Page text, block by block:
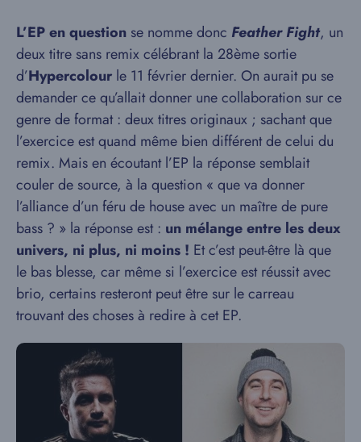
L’EP en question se nomme donc Feather Fight, un
deux titre sans remix célébrant la 28ème sortie
d’Hypercolour le 11 février dernier. On aurait pu se
demander ce qu’allait donner une collaboration sur ce
genre de format : deux titres originaux ; sachant que
l’exercice est quand même bien différent de celui du
remix. Mais en écoutant l’EP la réponse semblait
couler de source, à la question « que va donner
l’alliance d’un féru de house avec un maître de pure
bass ? » la réponse est : un mélange entre les deux
univers, ni plus, ni moins ! Et c’est peut-être là que
le bas blesse, car même si l’exercice est réussit avec
brio, certains resteront peut être sur le carreau
trouvant des choses à redire à cet EP.